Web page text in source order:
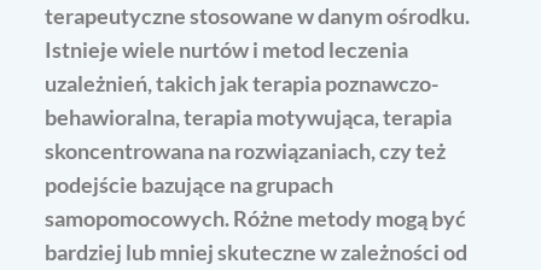
terapeutyczne stosowane w danym ośrodku.
Istnieje wiele nurtów i metod leczenia
uzależnień, takich jak terapia poznawczo-
behawioralna, terapia motywująca, terapia
skoncentrowana na rozwiązaniach, czy też
podejście bazujące na grupach
samopomocowych. Różne metody mogą być
bardziej lub mniej skuteczne w zależności od